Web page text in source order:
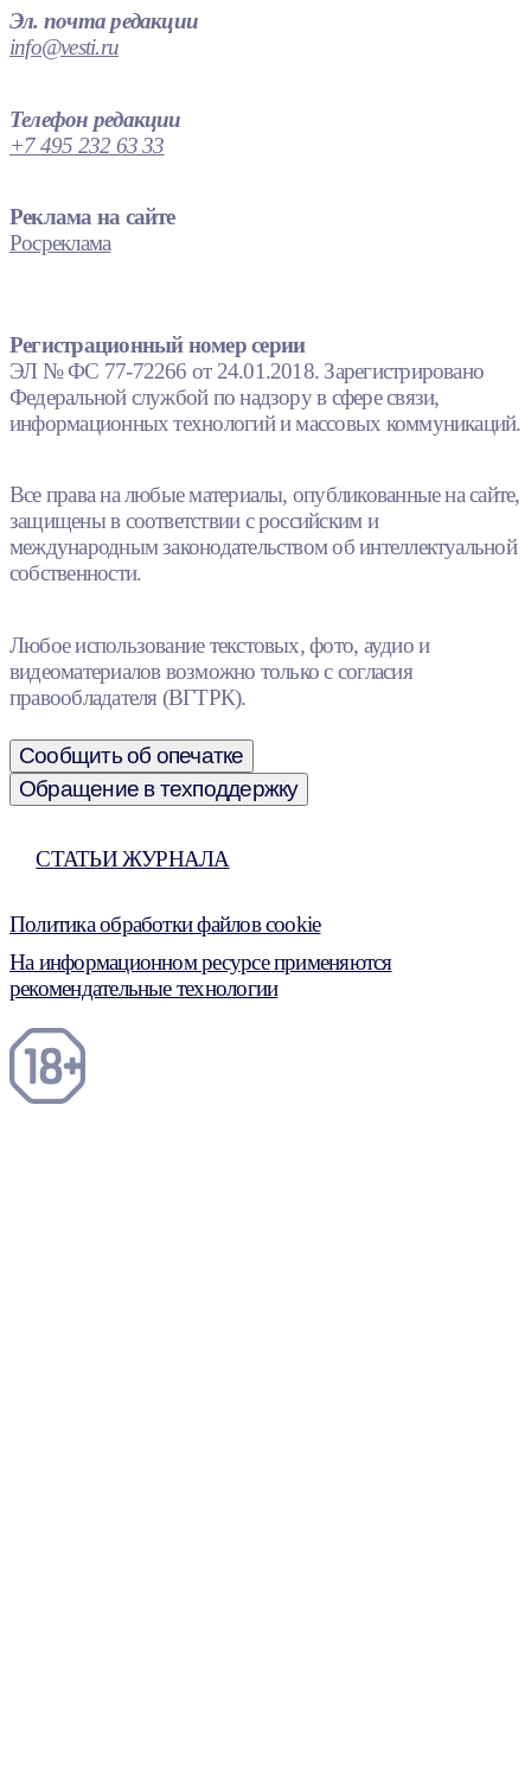
Эл. почта редакции
info@vesti.ru
Телефон редакции
+7 495 232 63 33
Реклама на сайте
Росреклама
Регистрационный номер серии
ЭЛ № ФС 77-72266 от 24.01.2018. Зарегистрировано
Федеральной службой по надзору в сфере связи,
информационных технологий и массовых коммуникаций.
Все права на любые материалы, опубликованные на сайте,
защищены в соответствии с российским и
международным законодательством об интеллектуальной
собственности.
Любое использование текстовых, фото, аудио и
видеоматериалов возможно только с согласия
правообладателя (ВГТРК).
Сообщить об опечатке
Обращение в техподдержку
СТАТЬИ ЖУРНАЛА
Политика обработки файлов cookie
На информационном ресурсе применяются
рекомендательные технологии